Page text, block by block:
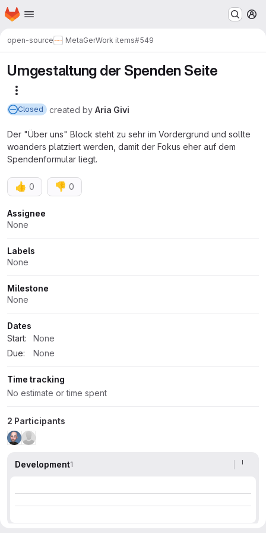
Skip to main content
Homepage
open-source MetaGerWork items#549
Umgestaltung der Spenden Seite
Closed created by Aria Givi
Der "Über uns" Block steht zu sehr im Vordergrund und sollte
woanders platziert werden, damit der Fokus eher auf dem
Spendenformular liegt.
👍 0 👎 0
Attributes
Assignee
None
Labels
None
Milestone
None
Dates
Start:
None
Due:
None
Time tracking
No estimate or time spent
2 Participants
Development1